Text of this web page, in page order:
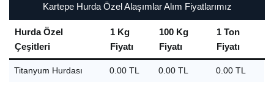
Kartepe Hurda Özel Alaşımlar Alım Fiyatlarımız
Hurda Özel
Çeşitleri
1 Kg
Fiyatı
100 Kg
Fiyatı
1 Ton
Fiyatı
Titanyum Hurdası 0.00 TL 0.00 TL 0.00 TL